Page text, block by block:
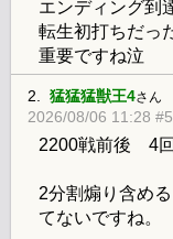
エンディング到
転生初打ちだっ
重要ですね泣
2. 猛猛猛獣王4さん
2026/08/06 11:28
2200戦前後 4
2分割煽り含め
てないですね。